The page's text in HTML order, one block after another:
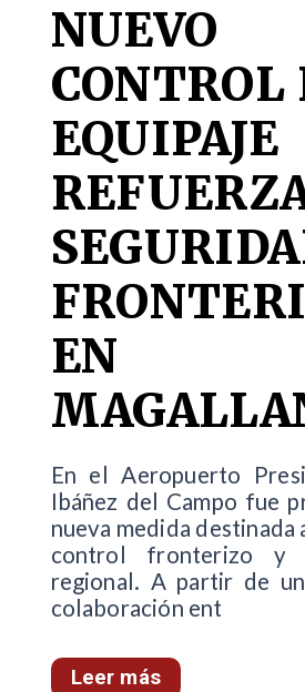
NUEVO
CONTROL
EQUIPAJE
EN
En el Aeropuerto
Ibáñez del Campo fue
nueva medida
control fronterizo y
regional. A partir de
colaboración ent
Leer más